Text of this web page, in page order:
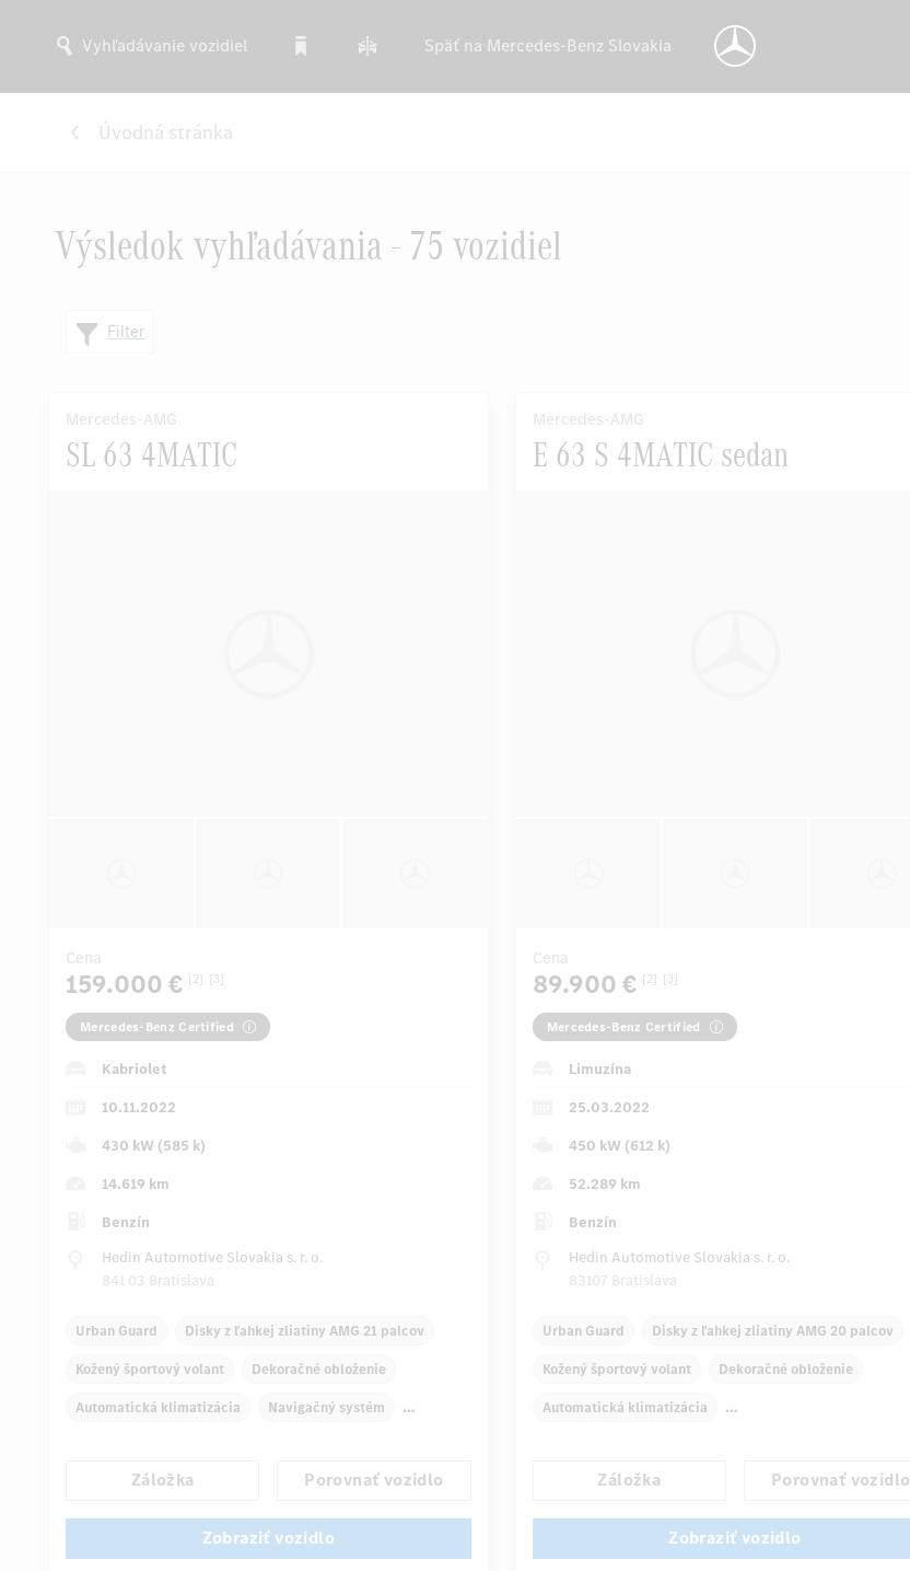
Vyhľadávanie vozidiel Späť na Mercedes-Benz Slovakia
Úvodná stránka
Výsledok vyhľadávania - 75 vozidiel
Filter
Mercedes-AMG
SL 63 4MATIC
Cena
159.000 € [2] [3]
Mercedes-Benz Certified
Kabriolet
10.11.2022
430 kW (585 k)
14.619 km
Benzín
Hedin Automotive Slovakia s. r. o.
841 03 Bratislava
Urban Guard Disky z ľahkej zliatiny AMG 21 palcov
Kožený športový volant Dekoračné obloženie
Automatická klimatizácia Navigačný systém
Automatické stmievanie vnútorného/vonkajšieho zrkadla
Sedadlo vodiča elektricky Viackrivkové sedadlá ...
Záložka Porovnať vozidlo
Zobraziť vozidlo
Mercedes-AMG
E 63 S 4MATIC sedan
Cena
89.900 € [2] [3]
Mercedes-Benz Certified
Limuzína
25.03.2022
450 kW (612 k)
52.289 km
Benzín
Hedin Automotive Slovakia s. r. o.
83107 Bratislava
Urban Guard Disky z ľahkej zliatiny AMG 20 palcov
Kožený športový volant Dekoračné obloženie
Automatická klimatizácia
Navigačný systém
Automatické stmievanie vnútorného/vonkajšieho zrkadla
Panoramatické posuvné strešné okno
Záložka Porovnať vozidlo
Zobraziť vozidlo